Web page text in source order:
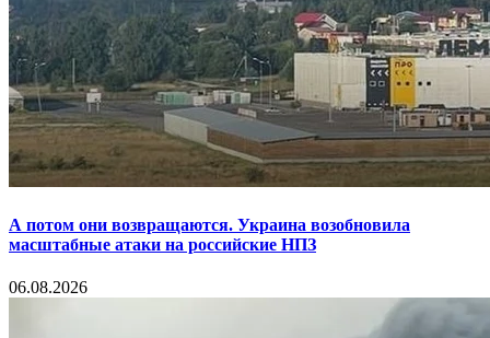
А потом они возвращаются. Украина возобновила
масштабные атаки на российские НПЗ
06.08.2026